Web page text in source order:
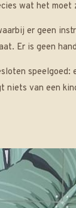
wat het moet
er geen
Er is geen
niets van een